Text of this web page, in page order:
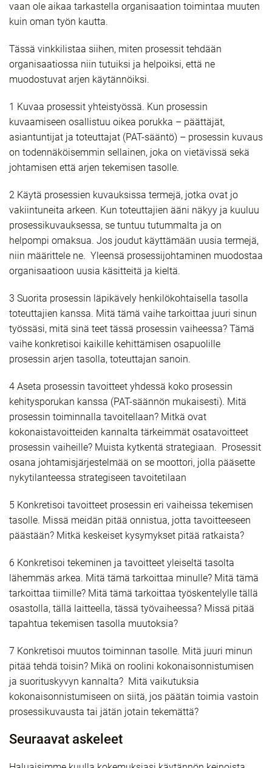
vaan ole aikaa tarkastella organisaation toimintaa muuten
kuin oman työn kautta.
Tässä vinkkilistaa siihen, miten prosessit tehdään
organisaatiossa niin tutuiksi ja helpoiksi, että ne
muodostuvat arjen käytännöiksi.
1 Kuvaa prosessit yhteistyössä. Kun prosessin
kuvaamiseen osallistuu oikea porukka – päättäjät,
asiantuntijat ja toteuttajat (PAT-sääntö) – prosessin kuvaus
on todennäköisemmin sellainen, joka on vietävissä sekä
johtamisen että arjen tekemisen tasolle.
2 Käytä prosessien kuvauksissa termejä, jotka ovat jo
vakiintuneita arkeen. Kun toteuttajien ääni näkyy ja kuuluu
prosessikuvauksessa, se tuntuu tutummalta ja on
helpompi omaksua. Jos joudut käyttämään uusia termejä,
niin määrittele ne. Yleensä prosessijohtaminen muodostaa
organisaatioon uusia käsitteitä ja kieltä.
3 Suorita prosessin läpikävely henkilökohtaisella tasolla
toteuttajien kanssa. Mitä tämä vaihe tarkoittaa juuri sinun
työssäsi, mitä sinä teet tässä prosessin vaiheessa? Tämä
vaihe konkretisoi kaikille kehittämisen osapuolille
prosessin arjen tasolla, toteuttajan sanoin.
4 Aseta prosessin tavoitteet yhdessä koko prosessin
kehitysporukan kanssa (PAT-säännön mukaisesti). Mitä
prosessin toiminnalla tavoitellaan? Mitkä ovat
kokonaistavoitteiden kannalta tärkeimmät osatavoitteet
prosessin vaiheille? Muista kytkentä strategiaan. Prosessit
osana johtamisjärjestelmää on se moottori, jolla pääsette
nykytilanteessa strategiseen tavoitetilaan
5 Konkretisoi tavoitteet prosessin eri vaiheissa tekemisen
tasolle. Missä meidän pitää onnistua, jotta tavoitteeseen
päästään? Mitkä keskeiset kysymykset pitää ratkaista?
6 Konkretisoi tekeminen ja tavoitteet yleiseltä tasolta
lähemmäs arkea. Mitä tämä tarkoittaa minulle? Mitä tämä
tarkoittaa tiimille? Mitä tämä tarkoittaa työskentelylle tällä
osastolla, tällä laitteella, tässä työvaiheessa? Missä pitää
tapahtua tekemisen tasolla muutoksia?
7 Konkretisoi muutos toiminnan tasolle. Mitä juuri minun
pitää tehdä toisin? Mikä on roolini kokonaisonnistumisen
ja suorituskyvyn kannalta? Mitä vaikutuksia
kokonaisonnistumiseen on siitä, jos päätän toimia vastoin
prosessikuvausta tai jätän jotain tekemättä?
Seuraavat askeleet